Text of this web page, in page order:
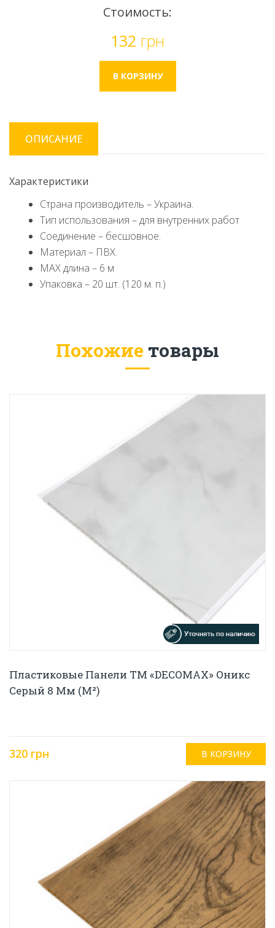
Стоимость:
132 грн
ОПИСАНИЕ
Характеристики
Страна производитель – Украина.
Тип использования – для внутренних работ
Соединение – бесшовное.
Материал – ПВХ.
MAX длина – 6 м
Упаковка – 20 шт. (120 м. п.)
Похожие товары
Пластиковые Панели ТМ «DECOMAX» Оникс
Серый 8 Мм (м²)
320 грн